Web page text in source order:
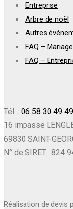
Entreprise
Arbre de noël
Autres
FAQ – Mariage
FAQ –
Tél. : 06 58 30 49 49
16 impasse
69830 SAINT-
N° de SIRET : 824
Réalisation de devis